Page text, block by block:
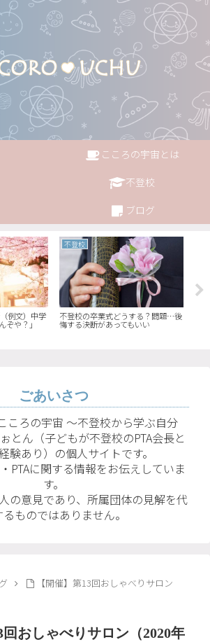
こころの宇宙とは
不登校
ブログ
例文）中学
ぞや？」
不登校
不登校の卒業式どうする？問題…後
悔する決断があってもいい
ごあいさつ
ころの宇宙 〜不登校から学ぶ自分
とん（子どもが不登校のPTA会長と
験あり）の個人サイトです。
PTAに関する情報をお伝えしていま
す。
の意見であり、所属団体の見解を代
ものではありません。
【開催】第13回おしゃべりサロン
回おしゃべりサロン（2020年